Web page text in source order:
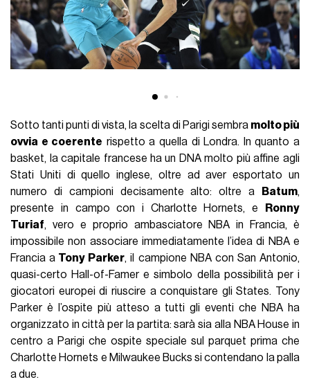
Sotto tanti punti di vista, la scelta di Parigi sembra molto più
ovvia e coerente rispetto a quella di Londra. In quanto a
basket, la capitale francese ha un DNA molto più affine agli
Stati Uniti di quello inglese, oltre ad aver esportato un
numero di campioni decisamente alto: oltre a
Batum,
presente in campo con i Charlotte Hornets, e
Ronny
Turiaf, vero e proprio ambasciatore NBA in Francia, è
impossibile non associare immediatamente l’idea di NBA e
Francia a Tony Parker, il campione NBA con San Antonio,
quasi-certo Hall-of-Famer e simbolo della possibilità per i
giocatori europei di riuscire a conquistare gli States. Tony
Parker è l’ospite più atteso a tutti gli eventi che NBA ha
organizzato in città per la partita: sarà sia alla NBA House in
centro a Parigi che ospite speciale sul parquet prima che
Charlotte Hornets e Milwaukee Bucks si contendano la palla
a due.